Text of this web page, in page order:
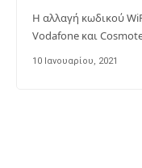
Η αλλαγή κωδικού
Vodafone και
10 Ιανουαρίου, 2021